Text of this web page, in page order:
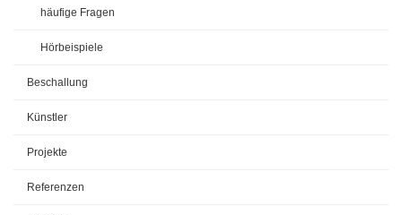
häufige Fragen
Hörbeispiele
Beschallung
Künstler
Projekte
Referenzen